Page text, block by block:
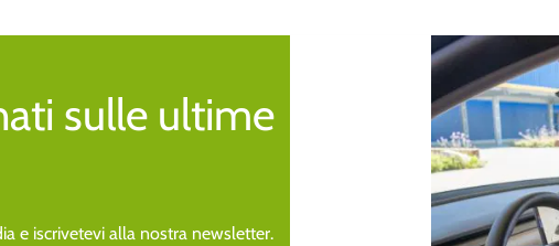
sulle ultime
e iscrivetevi alla nostra newsletter.